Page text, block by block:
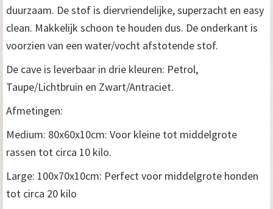
duurzaam. De stof is diervriendelijke, superzacht en easy
clean. Makkelijk schoon te houden dus. De onderkant is
voorzien van een water/vocht afstotende stof.
De cave is leverbaar in drie kleuren: Petrol,
Taupe/Lichtbruin en Zwart/Antraciet.
Afmetingen:
Medium: 80x60x10cm: Voor kleine tot middelgrote
rassen tot circa 10 kilo.
Large: 100x70x10cm: Perfect voor middelgrote honden
tot circa 20 kilo